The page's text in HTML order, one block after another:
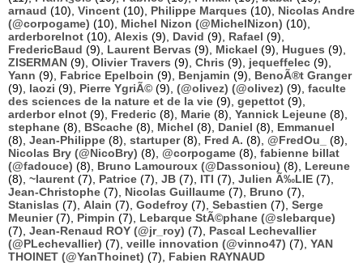
arnaud (10), Vincent (10), Philippe Marques (10), Nicolas Andre
(@corpogame) (10), Michel Nizon (@MichelNizon) (10),
arderborelnot (10), Alexis (9), David (9), Rafael (9),
FredericBaud (9), Laurent Bervas (9), Mickael (9), Hugues (9),
ZISERMAN (9), Olivier Travers (9), Chris (9), jequeffelec (9),
Yann (9), Fabrice Epelboin (9), Benjamin (9), BenoÃ®t Granger
(9), laozi (9), Pierre YgriÃ© (9), (@olivez) (@olivez) (9), faculte
des sciences de la nature et de la vie (9), gepettot (9),
arderbor elnot (9), Frederic (8), Marie (8), Yannick Lejeune (8),
stephane (8), BScache (8), Michel (8), Daniel (8), Emmanuel
(8), Jean-Philippe (8), startuper(8), Fred A. (8), @FredOu_
(8),
Nicolas Bry (@NicoBry) (8), @corpogame (8), fabienne billat
(@fadouce) (8), Bruno Lamouroux (@Dassoniou) (8), Lereune
(8), ~laurent (7), Patrice (7), JB (7), ITI (7), Julien Ã‰LIE (7),
Jean-Christophe (7), Nicolas Guillaume (7), Bruno (7),
Stanislas (7), Alain (7), Godefroy (7), Sebastien (7), Serge
Meunier(7), Pimpin (7), Lebarque StÃ©phane (@slebarque)
(7), Jean-Renaud ROY (@jr_roy) (7), Pascal Lechevallier
(@PLechevallier) (7), veille innovation (@vinno47) (7), YAN
THOINET (@YanThoinet) (7), Fabien RAYNAUD